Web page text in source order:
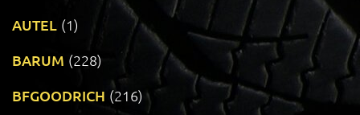
AUTEL (1)
BARUM (228)
BFGOODRICH (216)